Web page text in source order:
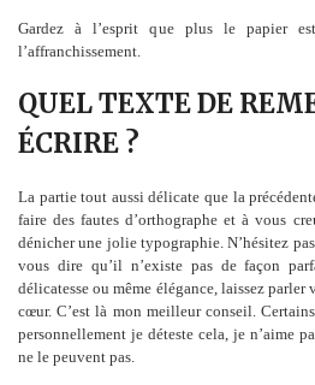
Gardez à l’esprit que plus le papier
l’affranchissement.
QUEL TEXTE DE
ÉCRIRE ?
La partie tout aussi délicate que la
faire des fautes d’orthographe et à vous
dénicher une jolie typographie. N’hésitez
vous dire qu’il n’existe pas de façon
délicatesse ou même élégance, laissez
cœur. C’est là mon meilleur conseil.
personnellement je déteste cela, je n’aime
ne le peuvent pas.